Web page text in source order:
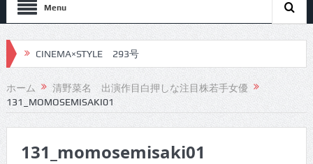
Menu
CINEMA×STYLE 293号
CINEMA×STYLE 292号
CINEMA×STYLE 291号
CINEMA×STYLE 289号
ホーム
清野菜名 出演作目白押しな注目株若手女優
131_MOMOSEMISAKI01
131_momosemisaki01